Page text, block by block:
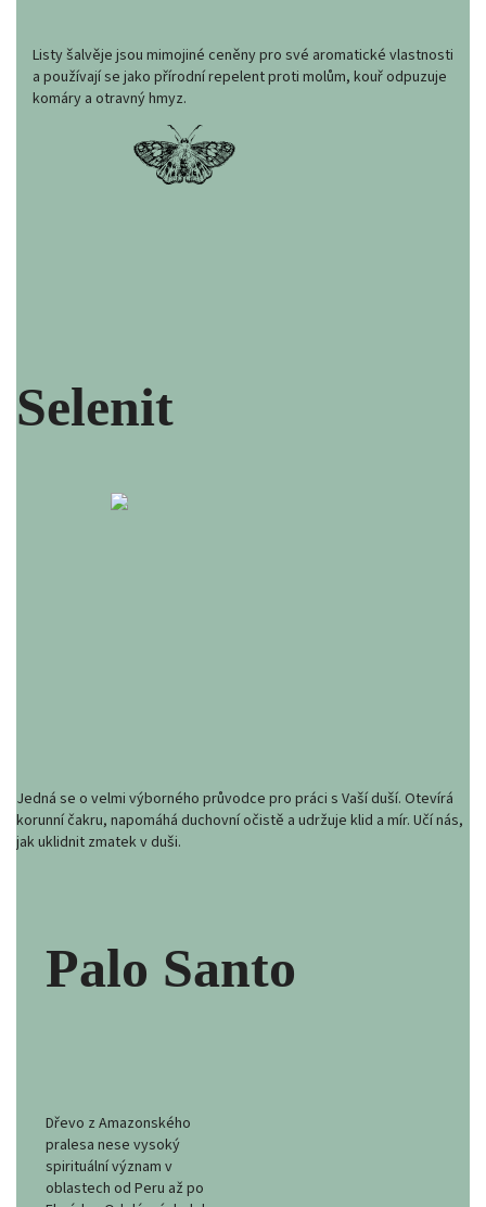
Listy šalvěje jsou mimojiné ceněny pro své aromatické vlastnosti
a používají se jako přírodní repelent proti molům, kouř odpuzuje
komáry a otravný hmyz.
Selenit
Jedná se o velmi výborného průvodce pro práci s Vaší duší. Otevírá
korunní čakru, napomáhá duchovní očistě a udržuje klid a mír. Učí nás,
jak uklidnit zmatek v duši.
Palo Santo
Dřevo z Amazonského
pralesa nese vysoký
spirituální význam v
oblastech od Peru až po